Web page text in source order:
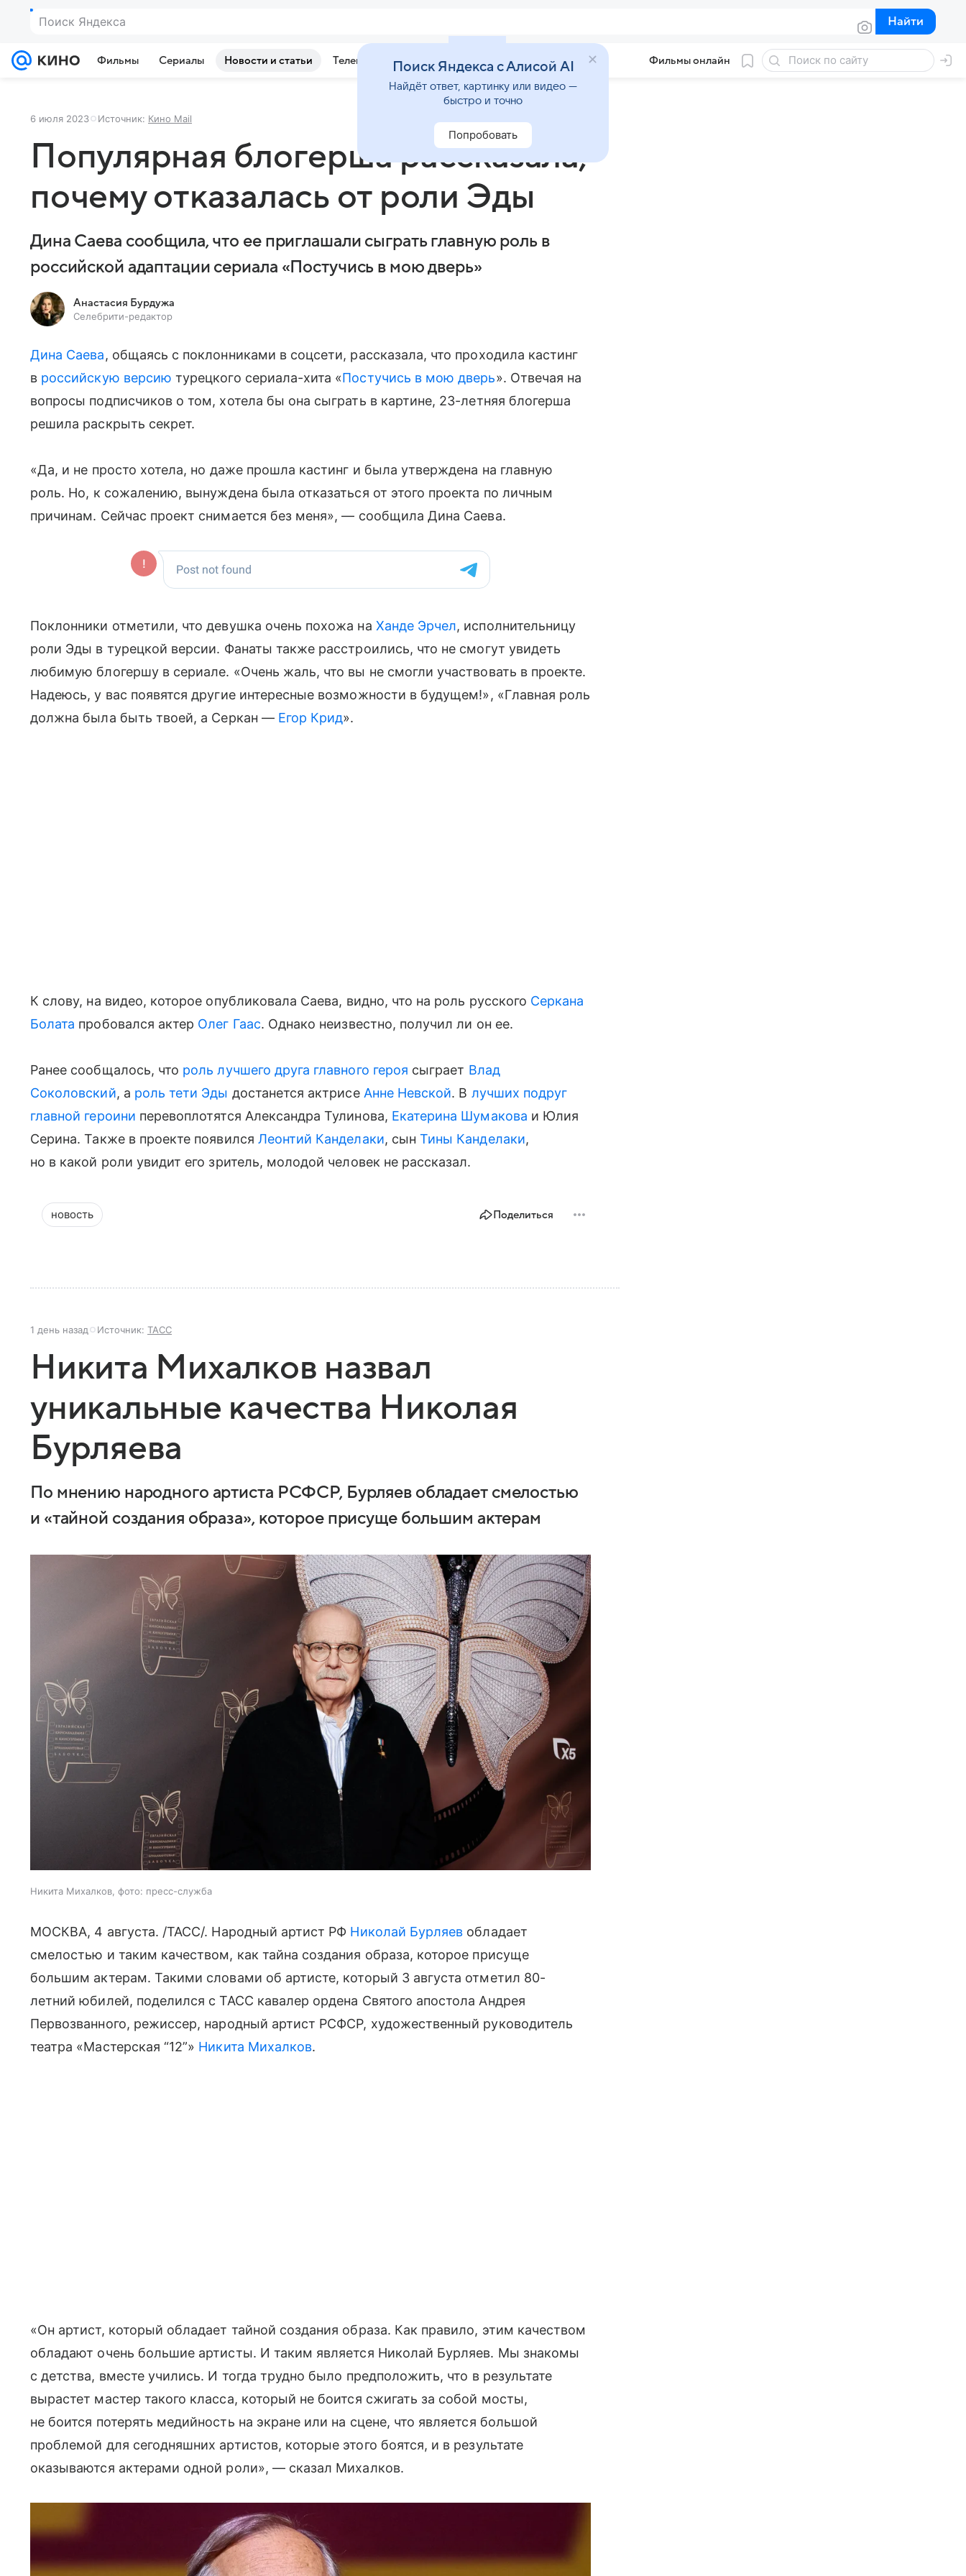
Поиск Яндекса Найти
Найти
Фильмы Сериалы Новости и статьи Телепрограмма Звезды Фильмы онлайн
6 июля 2023 Источник: Кино Mail
Популярная блогерша рассказала,
почему отказалась от роли Эды
Дина Саева сообщила, что ее приглашали сыграть главную роль в
российской адаптации сериала «Постучись в мою дверь»
Анастасия Бурдужа
Селебрити-редактор
Дина Саева, общаясь с поклонниками в соцсети, рассказала, что проходила кастинг
в российскую версию турецкого сериала-хита «Постучись в мою дверь». Отвечая на
вопросы подписчиков о том, хотела бы она сыграть в картине, 23-летняя блогерша
решила раскрыть секрет.
«Да, и не просто хотела, но даже прошла кастинг и была утверждена на главную
роль. Но, к сожалению, вынуждена была отказаться от этого проекта по личным
причинам. Сейчас проект снимается без меня», — сообщила Дина Саева.
Поклонники отметили, что девушка очень похожа на Ханде Эрчел, исполнительницу
роли Эды в турецкой версии. Фанаты также расстроились, что не смогут увидеть
любимую блогершу в сериале. «Очень жаль, что вы не смогли участвовать в проекте.
Надеюсь, у вас появятся другие интересные возможности в будущем!», «Главная роль
должна была быть твоей, а Серкан — Егор Крид».
К слову, на видео, которое опубликовала Саева, видно, что на роль русского Серкана
Болата пробовался актер Олег Гаас. Однако неизвестно, получил ли он ее.
Ранее сообщалось, что роль лучшего друга главного героя сыграет Влад
Соколовский, а роль тети Эды достанется актрисе Анне Невской. В лучших подруг
главной героини перевоплотятся Александра Тулинова, Екатерина Шумакова и Юлия
Серина. Также в проекте появился Леонтий Канделаки, сынТины Канделаки,
но в какой роли увидит его зритель, молодой человек не рассказал.
новость Поделиться
1 день назад Источник: ТАСС
Никита Михалков назвал
уникальные качества Николая
Бурляева
По мнению народного артиста РСФСР, Бурляев обладает смелостью
и «тайной создания образа», которое присуще большим актерам
Никита Михалков, фото: пресс-служба
МОСКВА, 4 августа. /ТАСС/. Народный артист РФ Николай Бурляев обладает
смелостью и таким качеством, как тайна создания образа, которое присуще
большим актерам. Такими словами об артисте, который 3 августа отметил 80-
летний юбилей, поделился с ТАСС кавалер ордена Святого апостола Андрея
Первозванного, режиссер, народный артист РСФСР, художественный руководитель
театра «Мастерская “12”» Никита Михалков.
«Он артист, который обладает тайной создания образа. Как правило, этим качеством
обладают очень большие артисты. И таким является Николай Бурляев. Мы знакомы
с детства, вместе учились. И тогда трудно было предположить, что в результате
вырастет мастер такого класса, который не боится сжигать за собой мосты,
не боится потерять медийность на экране или на сцене, что является большой
проблемой для сегодняшних артистов, которые этого боятся, и в результате
оказываются актерами одной роли», — сказал Михалков.
Поиск Яндекса с Алисой AI
Найдёт ответ, картинку или видео —
быстро и точно
Попробовать